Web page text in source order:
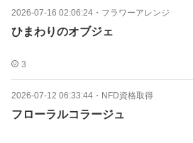
2026-07-16 02:06:24 ・ フラワーアレンジ
ひまわりのオブジェ
3
2026-07-12 06:33:44 ・ NFD資格取得
フローラルコラージュ